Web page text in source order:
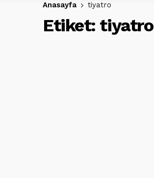
Anasayfa tiyatro
Etiket: tiyatro